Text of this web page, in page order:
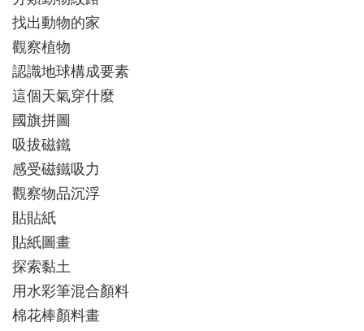
找出動物的家
觀察植物
認識地球構成要素
這個天氣穿什麼
國旗拼圖
吸拔磁鐵
感受磁鐵吸力
觀察物品沉浮
貼貼紙
貼紙圖畫
探索黏土
用水彩筆混合顏料
棉花棒顏料畫